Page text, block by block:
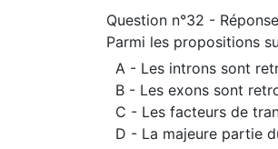
Question n°32 -
Parmi les propositions
A - Les introns sont
B - Les exons sont
C - Les facteurs de
D - La majeure partie